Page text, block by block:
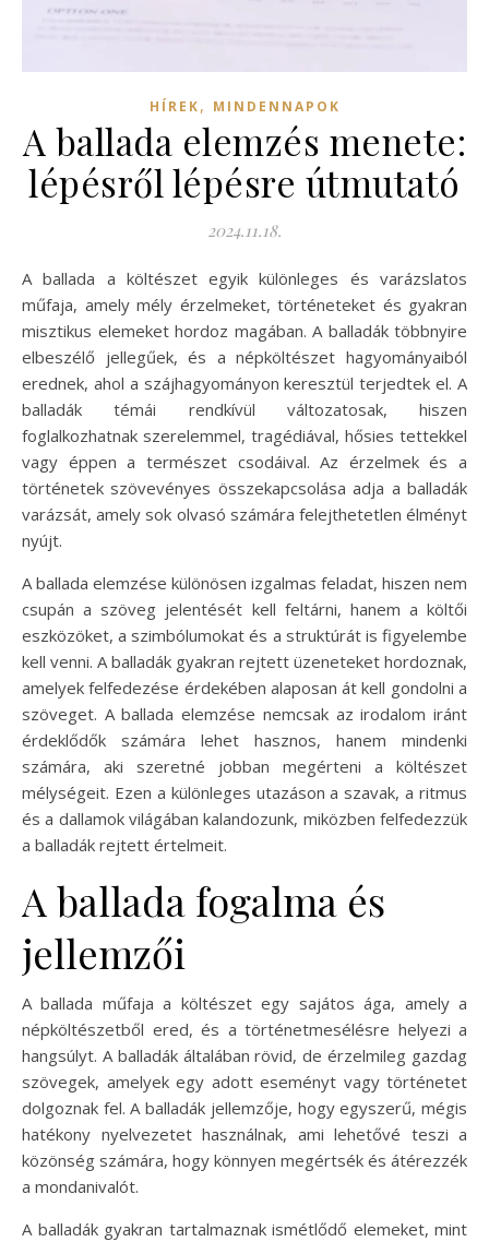
HÍREK, MINDENNAPOK
A ballada elemzés menete:
lépésről lépésre útmutató
2024.11.18.
A ballada a költészet egyik különleges és varázslatos
műfaja, amely mély érzelmeket, történeteket és gyakran
misztikus elemeket hordoz magában. A balladák többnyire
elbeszélő jellegűek, és a népköltészet hagyományaiból
erednek, ahol a szájhagyományon keresztül terjedtek el. A
balladák témái rendkívül változatosak, hiszen
foglalkozhatnak szerelemmel, tragédiával, hősies tettekkel
vagy éppen a természet csodáival. Az érzelmek és a
történetek szövevényes összekapcsolása adja a balladák
varázsát, amely sok olvasó számára felejthetetlen élményt
nyújt.
A ballada elemzése különösen izgalmas feladat, hiszen nem
csupán a szöveg jelentését kell feltárni, hanem a költői
eszközöket, a szimbólumokat és a struktúrát is figyelembe
kell venni. A balladák gyakran rejtett üzeneteket hordoznak,
amelyek felfedezése érdekében alaposan át kell gondolni a
szöveget. A ballada elemzése nemcsak az irodalom iránt
érdeklődők számára lehet hasznos, hanem mindenki
számára, aki szeretné jobban megérteni a költészet
mélységeit. Ezen a különleges utazáson a szavak, a ritmus
és a dallamok világában kalandozunk, miközben felfedezzük
a balladák rejtett értelmeit.
A ballada fogalma és
jellemzői
A ballada műfaja a költészet egy sajátos ága, amely a
népköltészetből ered, és a történetmesélésre helyezi a
hangsúlyt. A balladák általában rövid, de érzelmileg gazdag
szövegek, amelyek egy adott eseményt vagy történetet
dolgoznak fel. A balladák jellemzője, hogy egyszerű, mégis
hatékony nyelvezetet használnak, ami lehetővé teszi a
közönség számára, hogy könnyen megértsék és átérezzék
a mondanivalót.
A balladák gyakran tartalmaznak ismétlődő elemeket, mint